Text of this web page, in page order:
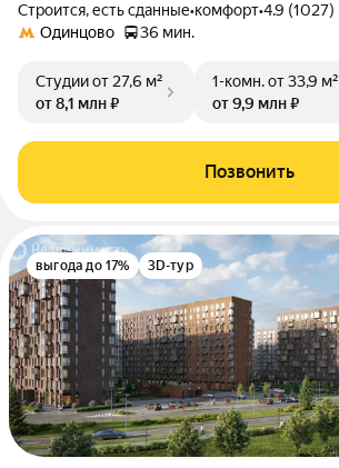
Строится, есть сданные•комфорт•4.9 (1027)
Одинцово
36 мин.
Студииот 27,6 м²
от 8,1 млн ₽
1-комн.от 33,9 м²
от 9,9 млн ₽
Позвонить
выгода до 17% 3D-тур